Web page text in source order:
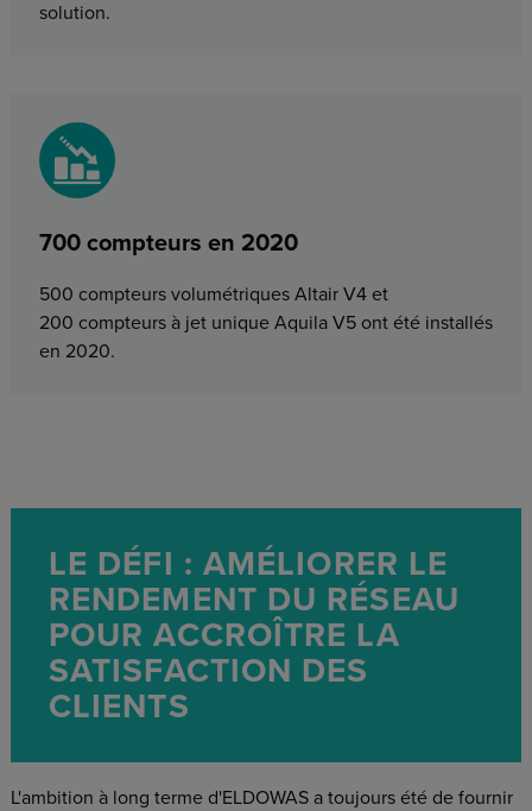
solution.
700 compteurs en 2020
500 compteurs volumétriques Altair V4 et
200 compteurs à jet unique Aquila V5 ont été installés
en 2020.
LE DÉFI : AMÉLIORER LE
RENDEMENT DU RÉSEAU
POUR ACCROÎTRE LA
SATISFACTION DES
CLIENTS
L'ambition à long terme d'ELDOWAS a toujours été de fournir